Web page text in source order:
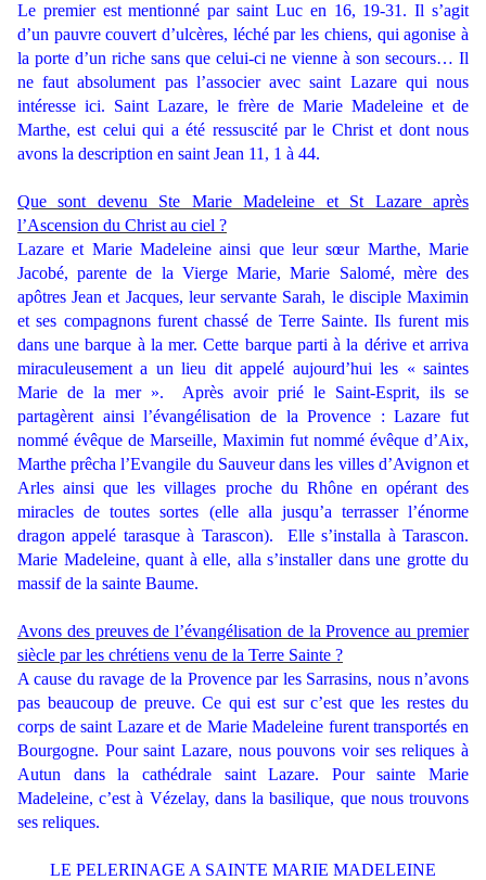
Le premier est mentionné par saint Luc en 16, 19-31. Il s’agit
d’un pauvre couvert d’ulcères, léché par les chiens, qui agonise à
la porte d’un riche sans que celui-ci ne vienne à son secours… Il
ne faut absolument pas l’associer avec saint Lazare qui nous
intéresse ici. Saint Lazare, le frère de Marie Madeleine et de
Marthe, est celui qui a été ressuscité par le Christ et dont nous
avons la description en saint Jean 11, 1 à 44.
Que sont devenu Ste Marie Madeleine et St Lazare après
l’Ascension du Christ au ciel ?
Lazare et Marie Madeleine ainsi que leur sœur Marthe, Marie
Jacobé, parente de la Vierge Marie, Marie Salomé, mère des
apôtres Jean et Jacques, leur servante Sarah, le disciple Maximin
et ses compagnons furent chassé de Terre Sainte. Ils furent mis
dans une barque à la mer. Cette barque parti à la dérive et arriva
miraculeusement a un lieu dit appelé aujourd’hui les « saintes
Marie de la mer ». Après avoir prié le Saint-Esprit, ils se
partagèrent ainsi l’évangélisation de la Provence : Lazare fut
nommé évêque de Marseille, Maximin fut nommé évêque d’Aix,
Marthe prêcha l’Evangile du Sauveur dans les villes d’Avignon et
Arles ainsi que les villages proche du Rhône en opérant des
miracles de toutes sortes (elle alla jusqu’a terrasser l’énorme
dragon appelé tarasque à Tarascon). Elle s’installa à Tarascon.
Marie Madeleine, quant à elle, alla s’installer dans une grotte du
massif de la sainte Baume.
Avons des preuves de l’évangélisation de la Provence au premier
siècle par les chrétiens venu de la Terre Sainte ?
A cause du ravage de la Provence par les Sarrasins, nous n’avons
pas beaucoup de preuve. Ce qui est sur c’est que les restes du
corps de saint Lazare et de Marie Madeleine furent transportés en
Bourgogne. Pour saint Lazare, nous pouvons voir ses reliques à
Autun dans la cathédrale saint Lazare. Pour sainte Marie
Madeleine, c’est à Vézelay, dans la basilique, que nous trouvons
ses reliques.
LE PELERINAGE A SAINTE MARIE MADELEINE